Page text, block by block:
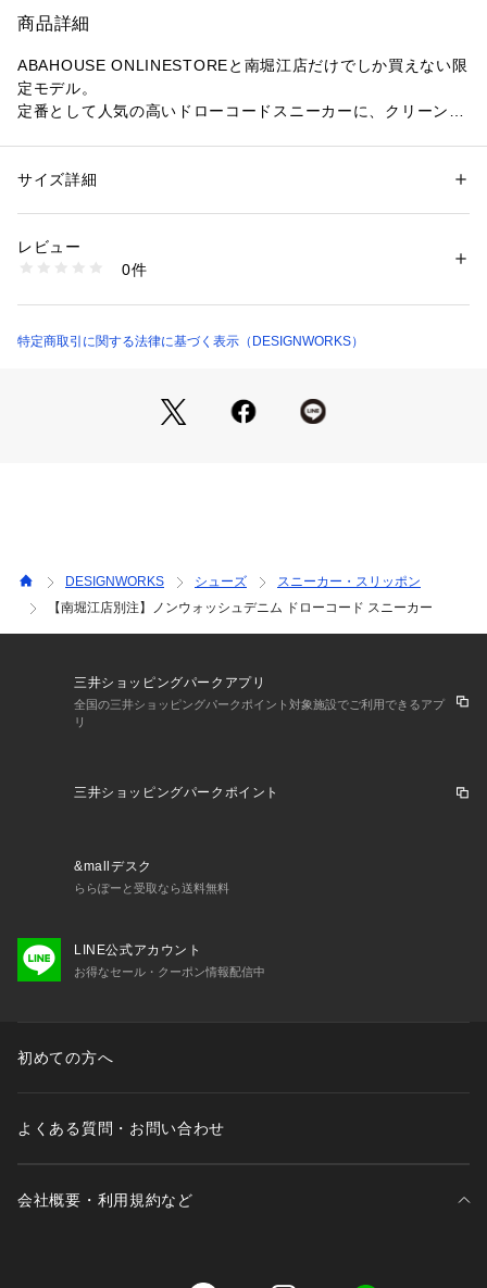
商品詳細
ABAHOUSE ONLINESTOREと南堀江店だけでしか買えない限
定モデル。
定番として人気の高いドローコードスニーカーに、クリーンさ
【素材】
デザインポイントや脱ぎ履きのしやすさを考慮しエラステック
中底のボードに低反発材を貼り、カップインソールには通気
【ソール】
ラバー（マルゴム）
※素材の特性上、色落ちや色移りが避けられませんのでご了承
ください。
サイズ感について
は、SIZE：42(26.0cm)程度とお考え下さい。
性別：メンズ
素材：デニム、牛革
商品番号：
52451006130 （ショップ）
サイズ詳細
レビュー
0件
特定商取引に関する法律に基づく表示（DESIGNWORKS）
DESIGNWORKS シューズ
スニーカー・スリッポン
【南堀江店別注】ノンウォッシュデニム ドローコード スニーカー
三井ショッピングパークアプリ
全国の三井ショッピングパークポイント対象施設でご利用できるアプ
リ
三井ショッピングパークポイント
&mallデスク
ららぽーと受取なら送料無料
LINE公式アカウント
お得なセール・クーポン情報配信中
初めての方へ
よくある質問・お問い合わせ
会社概要・利用規約など